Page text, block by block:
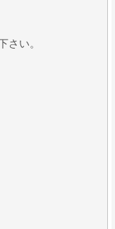
さい。